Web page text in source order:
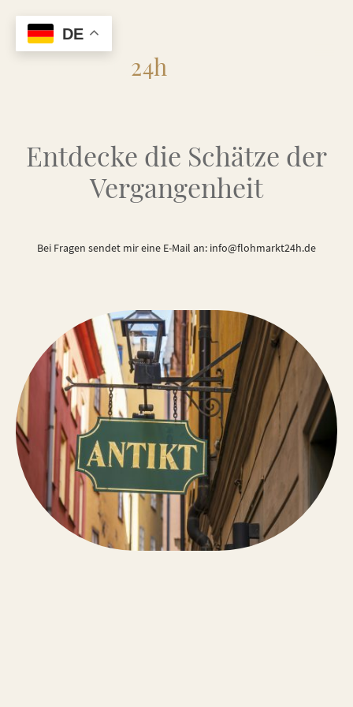
24h
Entdecke die Schätze der
Vergangenheit
Bei Fragen sendet mir eine E-Mail an: info@flohmarkt24h.de
DE